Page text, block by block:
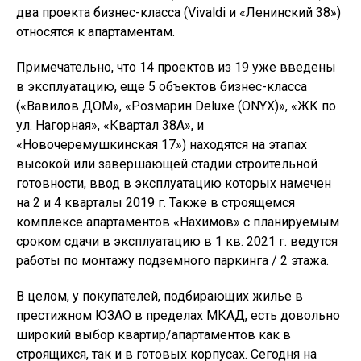
два проекта бизнес-класса (Vivaldi и «Ленинский 38»)
относятся к апартаментам.
Примечательно, что 14 проектов из 19 уже введены
в эксплуатацию, еще 5 объектов бизнес-класса
(«Вавилов ДОМ», «Розмарин Deluxe (ONYX)», «ЖК по
ул. Нагорная», «Квартал 38А», и
«Новочеремушкинская 17») находятся на этапах
высокой или завершающей стадии строительной
готовности, ввод в эксплуатацию которых намечен
на 2 и 4 кварталы 2019 г. Также в строящемся
комплексе апартаментов «Нахимов» с планируемым
сроком сдачи в эксплуатацию в 1 кв. 2021 г. ведутся
работы по монтажу подземного паркинга / 2 этажа.
В целом, у покупателей, подбирающих жилье в
престижном ЮЗАО в пределах МКАД, есть довольно
широкий выбор квартир/апартаментов как в
строящихся, так и в готовых корпусах. Сегодня на